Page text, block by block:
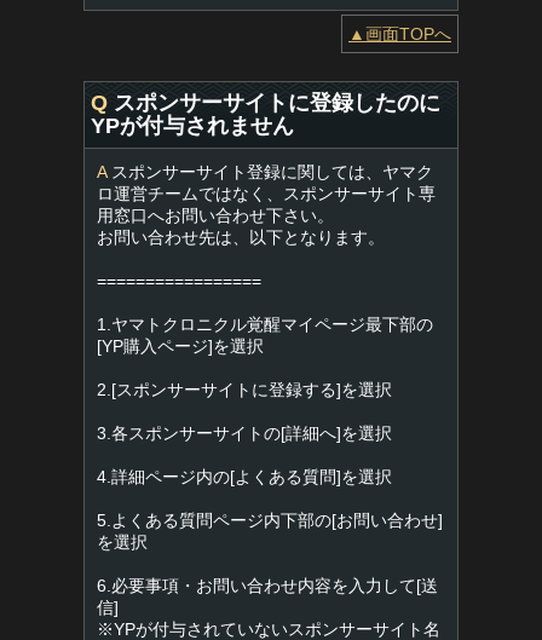
▲画面TOPへ
Q スポンサーサイトに登録したのに
YPが付与されません
Aスポンサーサイト登録に関しては、ヤマク
ロ運営チームではなく、スポンサーサイト専
用窓口へお問い合わせ下さい。
お問い合わせ先は、以下となります。
=================
1.ヤマトクロニクル覚醒マイページ最下部の
[YP購入ページ]を選択
2.[スポンサーサイトに登録する]を選択
3.各スポンサーサイトの[詳細へ]を選択
4.詳細ページ内の[よくある質問]を選択
5.よくある質問ページ内下部の[お問い合わせ]
を選択
6.必要事項・お問い合わせ内容を入力して[送
信]
※YPが付与されていないスポンサーサイト名